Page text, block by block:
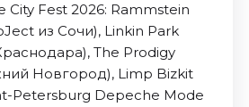
City Fest 2026: Rammstein
из Сочи), Linkin Park
The Prodigy
Новгород), Limp Bizkit
Petersburg Depeche Mode